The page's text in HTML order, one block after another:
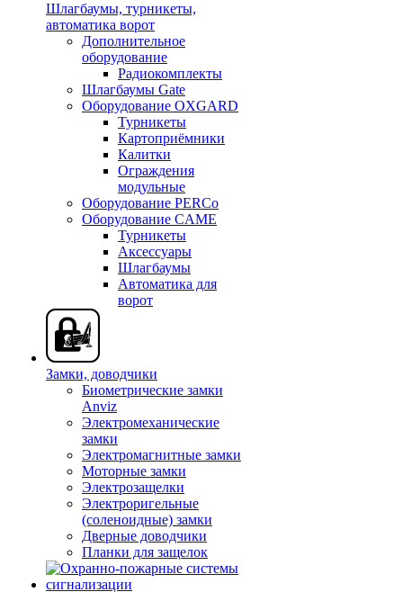
Шлагбаумы, турникеты,
автоматика ворот
Дополнительное
оборудование
Радиокомплекты
Шлагбаумы Gate
Оборудование OXGARD
Турникеты
Картоприёмники
Калитки
Ограждения
модульные
Оборудование PERCo
Оборудование CAME
Турникеты
Аксессуары
Шлагбаумы
Автоматика для
ворот
Замки, доводчики
Биометрические замки
Anviz
Электромеханические
замки
Электромагнитные замки
Моторные замки
Электрозащелки
Электроригельные
(cоленоидные) замки
Дверные доводчики
Планки для защелок